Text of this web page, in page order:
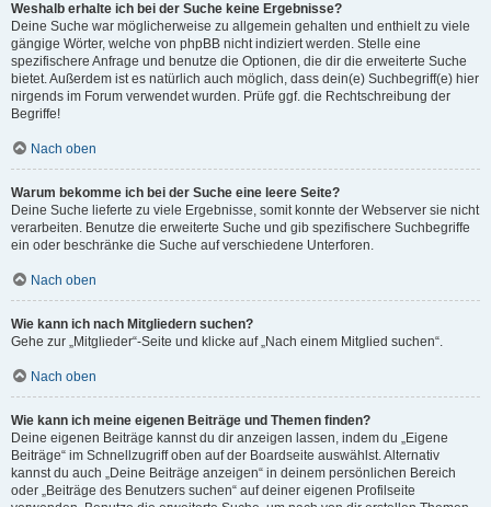
Weshalb erhalte ich bei der Suche keine Ergebnisse?
Deine Suche war möglicherweise zu allgemein gehalten und enthielt zu viele
gängige Wörter, welche von phpBB nicht indiziert werden. Stelle eine
spezifischere Anfrage und benutze die Optionen, die dir die erweiterte Suche
bietet. Außerdem ist es natürlich auch möglich, dass dein(e) Suchbegriff(e) hier
nirgends im Forum verwendet wurden. Prüfe ggf. die Rechtschreibung der
Begriffe!
Nach oben
Warum bekomme ich bei der Suche eine leere Seite?
Deine Suche lieferte zu viele Ergebnisse, somit konnte der Webserver sie nicht
verarbeiten. Benutze die erweiterte Suche und gib spezifischere Suchbegriffe
ein oder beschränke die Suche auf verschiedene Unterforen.
Nach oben
Wie kann ich nach Mitgliedern suchen?
Gehe zur „Mitglieder“-Seite und klicke auf „Nach einem Mitglied suchen“.
Nach oben
Wie kann ich meine eigenen Beiträge und Themen finden?
Deine eigenen Beiträge kannst du dir anzeigen lassen, indem du „Eigene
Beiträge“ im Schnellzugriff oben auf der Boardseite auswählst. Alternativ
kannst du auch „Deine Beiträge anzeigen“ in deinem persönlichen Bereich
oder „Beiträge des Benutzers suchen“ auf deiner eigenen Profilseite